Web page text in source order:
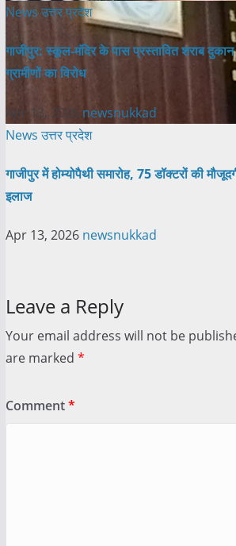
Newsउत्तर प्रदेश
गाजीपुर: स्कूल-मंदिर के पास प्रस्तावित शराब
ग्रामीणों का विरोध
Apr 13, 2026 newsnukkad
Newsउत्तर प्रदेश
गाजीपुर में होम्योपैथी समारोह, 75 डॉक्टरों की
इलाज
Apr 13, 2026 newsnukkad
Leave a Reply
Your email address will not be
are marked *
Comment*